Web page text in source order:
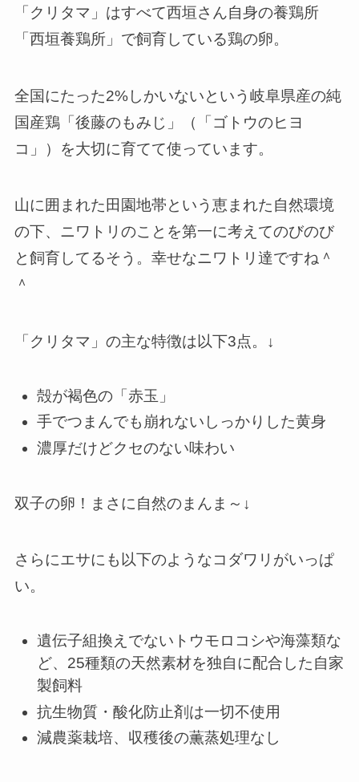
「クリタマ」はすべて西垣さん自身の養鶏所
「 西垣養鶏所」で飼育している鶏の卵。
全国にたった2%しかいないという岐阜県産の純
国産鶏「後藤のもみじ 」（「ゴトウのヒヨ
コ」）を大切に育てて使っています。
山に囲まれた田園地帯という恵まれた自然環境
の下、ニワトリのことを第一に考えてのびのび
と飼育してるそう。幸せなニワトリ達ですね＾
＾
「クリタマ」の主な特徴は以下3点。↓
殻が褐色の「赤玉」
手でつまんでも崩れないしっかりした黄身
濃厚だけどクセのない味わい
双子の卵！まさに自然のまんま～↓
さらにエサにも以下のようなコダワリがいっぱ
い。
遺伝子組換えでないトウモロコシや海藻類な
ど、 25種類の天然素材を独自に配合した自家
製飼料
抗生物質・酸化防止剤は一切不使用
減農薬栽培、収穫後の薫蒸処理なし